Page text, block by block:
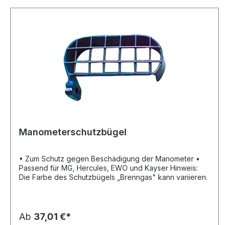
Manometerschutzbügel
• Zum Schutz gegen Beschädigung der Manometer •
Passend für MG, Hercules, EWO und Kayser Hinweis:
Die Farbe des Schutzbügels „Brenngas" kann variieren.
Ab 37,01 €*